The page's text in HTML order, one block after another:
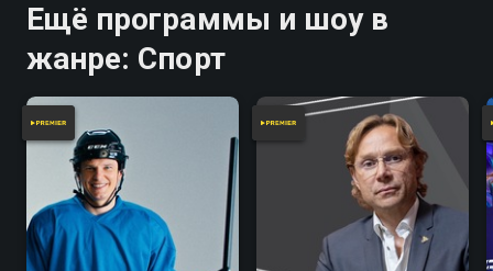
Ещё программы и шоу в
жанре: Спорт